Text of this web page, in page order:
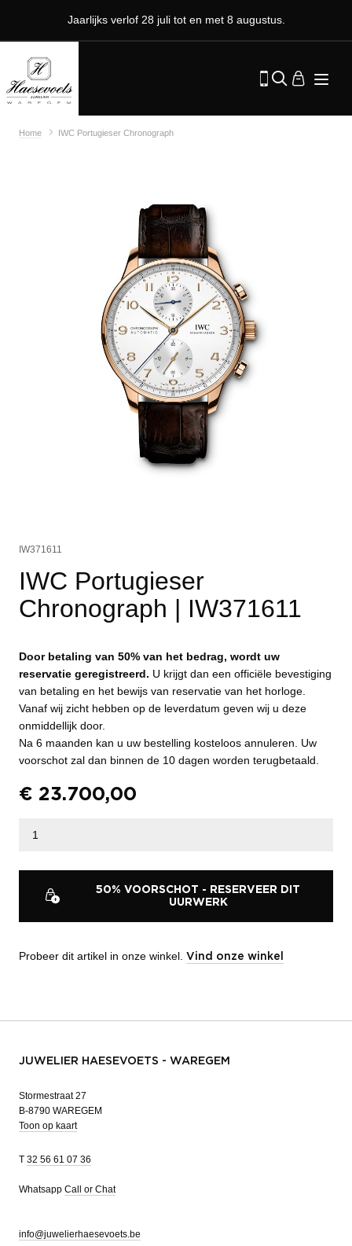
Jaarlijks verlof 28 juli tot en met 8 augustus.
Home IWC Portugieser Chronograph
IW371611
IWC Portugieser
Chronograph | IW371611
Door betaling van 50% van het bedrag, wordt uw
reservatie geregistreerd. U krijgt dan een officiële bevestiging
van betaling en het bewijs van reservatie van het horloge.
Vanaf wij zicht hebben op de leverdatum geven wij u deze
onmiddellijk door.
Na 6 maanden kan u uw bestelling kosteloos annuleren. Uw
voorschot zal dan binnen de 10 dagen worden terugbetaald.
€ 23.700,00
50% VOORSCHOT - RESERVEER DIT
UURWERK
Probeer dit artikel in onze winkel. Vind onze winkel
JUWELIER HAESEVOETS - WAREGEM
Stormestraat 27
B-8790 WAREGEM
Toon op kaart
T 32 56 61 07 36
Whatsapp Call or Chat
info@juwelierhaesevoets.be